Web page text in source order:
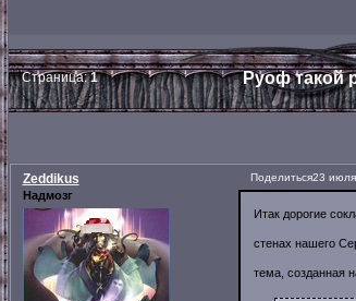
Руоф такой
Страница:1
Поделиться23
Zeddikus
Надмозг
Итак дорогие
стенах нашего
тема, созданная